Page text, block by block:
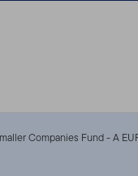
Companies Fund - A